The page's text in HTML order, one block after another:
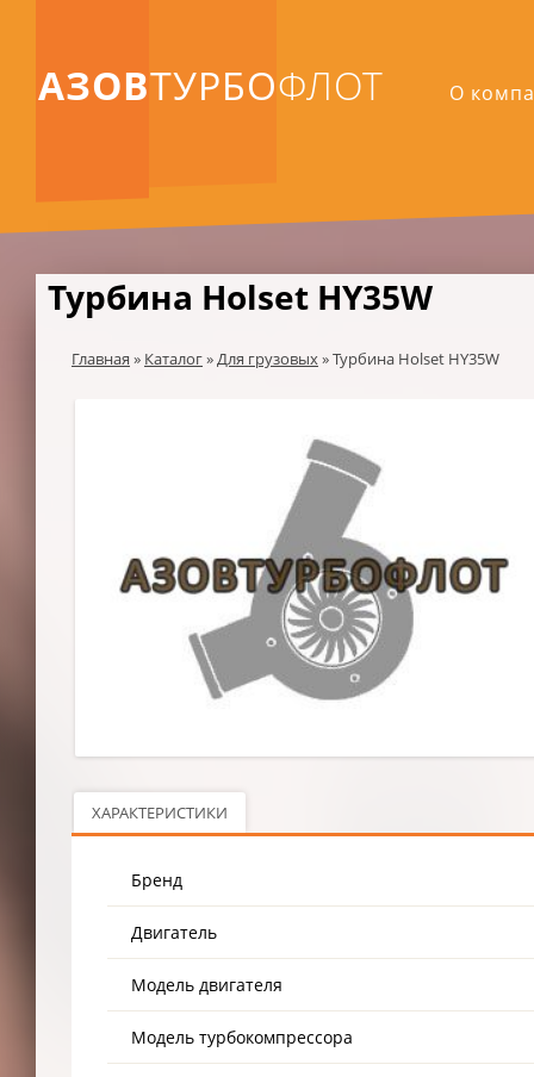
АЗОВТУРБОФЛОТ О
Турбина Holset HY35W
Главная » Каталог»Для грузовых»Турбина Holset HY35W
ХАРАКТЕРИСТИКИ
Бренд
Двигатель
Модель двигателя
Модель турбокомпрессора